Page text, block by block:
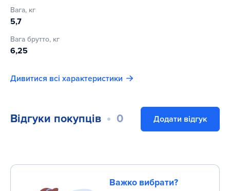
впишеться в інтер'єр приміщення.
заняттям для всієї родини.
Вага, кг
5,7
Вага брутто, кг
6,25
Дивитися всі характеристики
Відгуки покупців 0 Додати відгук
Важко вибрати?